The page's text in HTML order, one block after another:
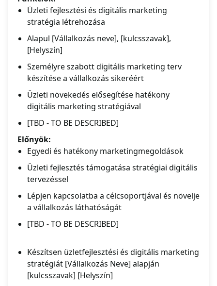
Üzleti fejlesztési és digitális marketing
stratégia létrehozása
Alapul [Vállalkozás neve], [kulcsszavak],
[Helyszín]
Személyre szabott digitális marketing terv
készítése a vállalkozás sikeréért
Üzleti növekedés elősegítése hatékony
digitális marketing stratégiával
[TBD - TO BE DESCRIBED]
Előnyök:
Egyedi és hatékony marketingmegoldások
Üzleti fejlesztés támogatása stratégiai digitális
tervezéssel
Lépjen kapcsolatba a célcsoportjával és növelje
a vállalkozás láthatóságát
[TBD - TO BE DESCRIBED]
Készítsen üzletfejlesztési és digitális marketing
stratégiát [Vállalkozás Neve] alapján
[kulcsszavak] [Helyszín]